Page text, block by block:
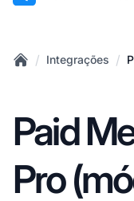
/ Integrações /
Paid
Pro